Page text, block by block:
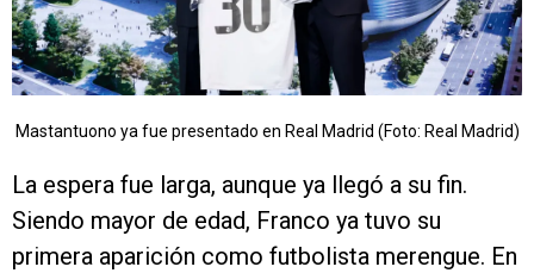
Mastantuono ya fue presentado en Real Madrid (Foto: Real Madrid)
La espera fue larga, aunque ya llegó a su fin.
Siendo mayor de edad, Franco ya tuvo su
primera aparición como futbolista merengue. En